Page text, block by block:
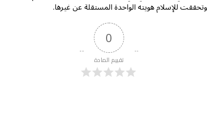
وتحققت للإسلام هويته الواحدة المستقلة عن غيرها.
0
تقييم المادة